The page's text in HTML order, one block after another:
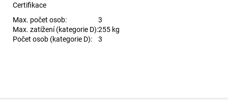
Certifikace
Max. počet osob:
3
Max. zatížení (kategorie D):255 kg
Počet osob (kategorie D):
3